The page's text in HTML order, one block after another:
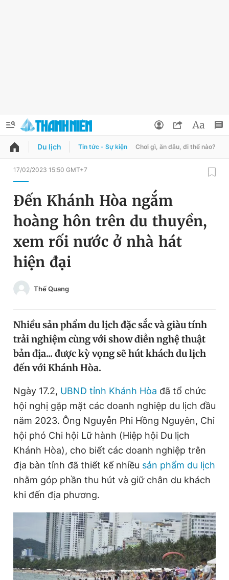
QUẢNG CÁO
Chuyên mục
Chuyên mục khác
Chào ngày mới
Tin thị trường
Video Magazine
Sản phẩm khác
Tiện ích Bạn cần biết
Thông tin tòa soạn Liên hệ quảng cáo
Đọc Thanh Niên trên điện thoại
Theo dõi báo trên
Đổi mật khẩu
Tin đã lưu
Du lịch Tin tức - Sự kiện Chơi gì, ăn đâu, đi thế nào?
17/02/2023 15:50 GMT+7
Đến Khánh Hòa ngắm
hoàng hôn trên du thuyền,
xem rối nước ở nhà hát
hiện đại
Thế Quang
Nhiều sản phẩm du lịch đặc sắc và giàu tính
trải nghiệm cùng với show diễn nghệ thuật
bản địa... được kỳ vọng sẽ hút khách du lịch
đến với Khánh Hòa.
Ngày 17.2, UBND tỉnh Khánh Hòa đã tổ chức
hội nghị gặp mặt các doanh nghiệp du lịch đầu
năm 2023. Ông Nguyễn Phi Hồng Nguyên, Chi
hội phó Chi hội Lữ hành (Hiệp hội Du lịch
Khánh Hòa), cho biết các doanh nghiệp trên
địa bàn tỉnh đã thiết kế nhiều sản phẩm du lịch
nhằm góp phần thu hút và giữ chân du khách
khi đến địa phương.